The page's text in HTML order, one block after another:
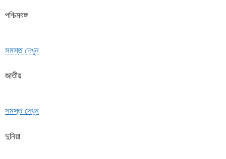
পশ্চিমবঙ্গ
সমস্ত দেখুন
জাতীয়
সমস্ত দেখুন
দুনিয়া